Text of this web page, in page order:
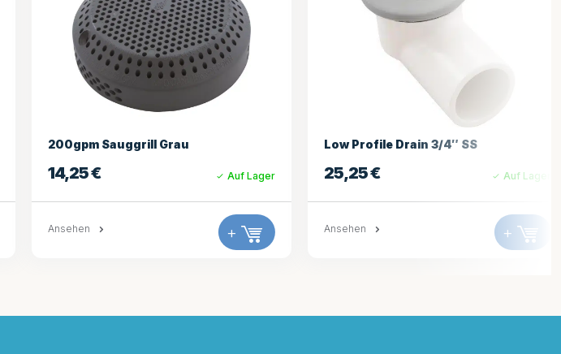
Low Profile Drain 3/4″ SS
25,25€ Auf Lager
Ansehen +
1 Zoll Sockel Ablassventil
27,45€ Auf Lager
Ansehen +